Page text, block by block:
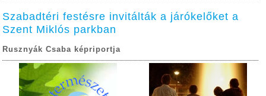
Szabadtéri festésre invitálták a járókelőket a
Szent Miklós parkban
Rusznyák Csaba képriportja